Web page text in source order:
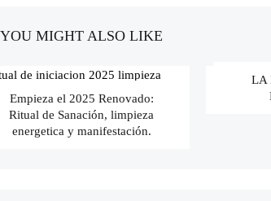
YOU MIGHT ALSO LIKE
Empieza el 2025 Renovado:
Ritual de Sanación, limpieza
energetica y manifestación.
LA